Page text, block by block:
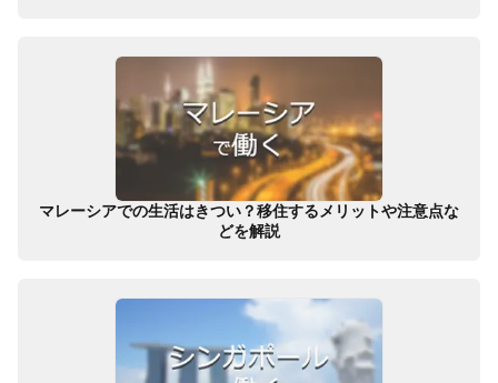
マレーシアでの生活はきつい？移住するメリットや注意点な
どを解説